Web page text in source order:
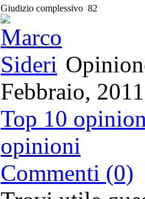
Giudizio complessivo 82
Febbraio, 2011
Top 10
opinioni
Commenti (0)